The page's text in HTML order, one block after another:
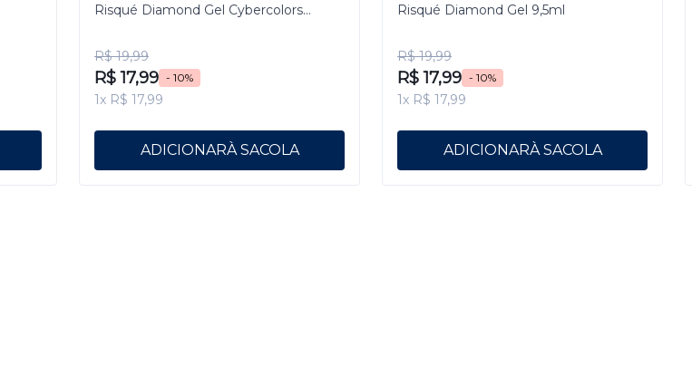
Risqué Diamond Gel Cybercolors
R$ 19,99
R$ 17,99 - 10%
1x R$ 17,99
ADICIONAR
Risqué Diamond Gel 9,5ml
R$ 19,99
R$ 17,99 - 10%
1x R$ 17,99
ADICIONAR